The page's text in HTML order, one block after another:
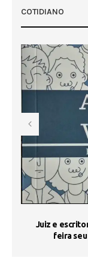
COTIDIANO
Juiz e
feira